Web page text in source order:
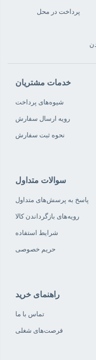
نام*
ایمیل*
نظر درباره‌ی کالا ارائه‌ی
پرداخت در محل
خدمات مشتریان
شیوه‌های پرداخت
رویه ارسال سفارش
نحوه ثبت سفارش
سوالات متداول
پاسخ به پرسش‌های متداول
رویه‌های بازگرداندن کالا
شرایط استفاده
حریم خصوصی
راهنمای خرید
تماس با ما
فرصت‌های شغلی